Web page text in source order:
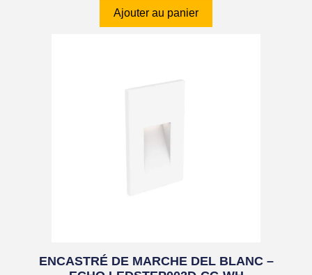
Ajouter au panier
ENCASTRÉ DE MARCHE DEL BLANC –